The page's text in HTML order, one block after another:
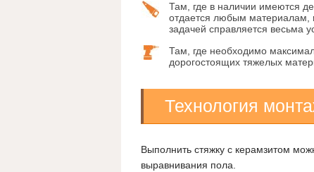
Там, где в наличии имеются
отдается любым материалам,
задачей справляется весьма
Там, где необходимо
дорогостоящих тяжелых
Технология
Выполнить стяжку с керамзитом
выравнивания пола.